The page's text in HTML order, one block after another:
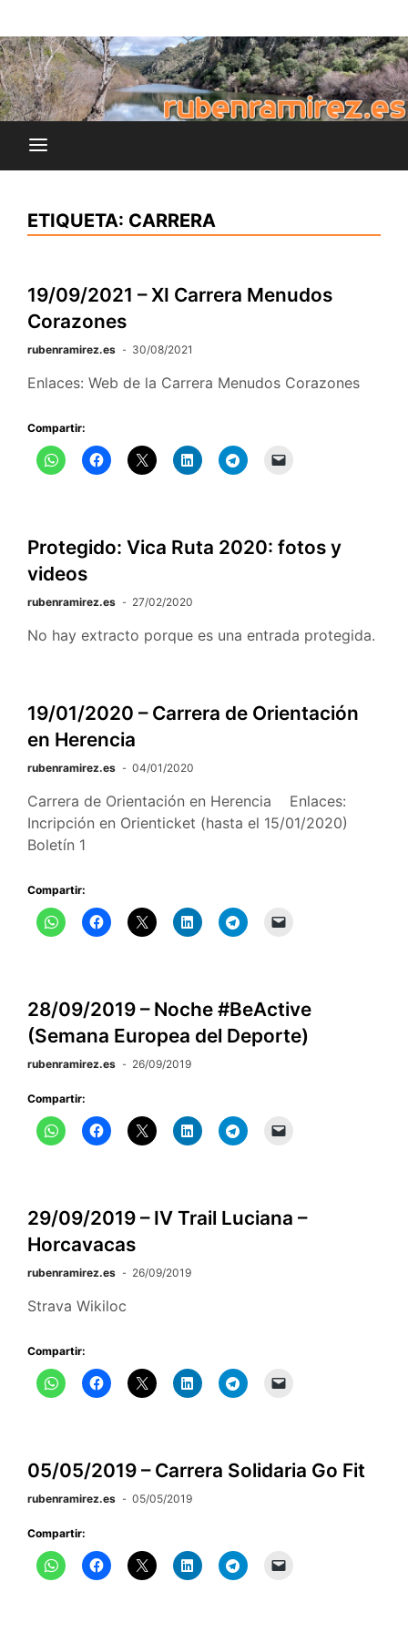
al
contenido
rubenramirez.es
ETIQUETA: CARRERA
19/09/2021 – XI Carrera Menudos
Corazones
rubenramirez.es 30/08/2021
Enlaces: Web de la Carrera Menudos Corazones
Compartir:
Protegido: Vica Ruta 2020: fotos y
videos
rubenramirez.es 27/02/2020
No hay extracto porque es una entrada protegida.
19/01/2020 – Carrera de Orientación
en Herencia
rubenramirez.es 04/01/2020
Carrera de Orientación en Herencia Enlaces:
Incripción en Orienticket (hasta el 15/01/2020)
Boletín 1
Compartir:
28/09/2019 – Noche #BeActive
(Semana Europea del Deporte)
rubenramirez.es 26/09/2019
Compartir:
29/09/2019 – IV Trail Luciana –
Horcavacas
rubenramirez.es 26/09/2019
Strava Wikiloc
Compartir:
05/05/2019 – Carrera Solidaria Go Fit
rubenramirez.es 05/05/2019
Compartir: